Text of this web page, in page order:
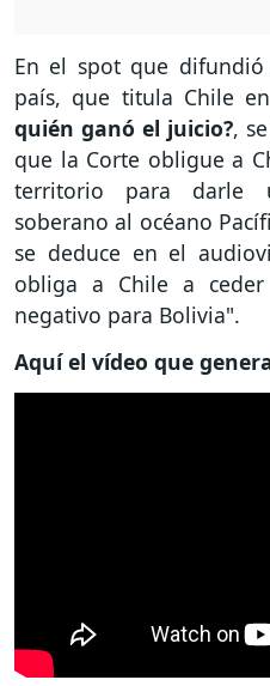
En el spot que
país, que titula Chile
quién ganó el juicio?,
que la Corte obligue a
territorio para darle
soberano al océano
se deduce en el
obliga a Chile a
negativo para Bolivia".
Aquí el vídeo que